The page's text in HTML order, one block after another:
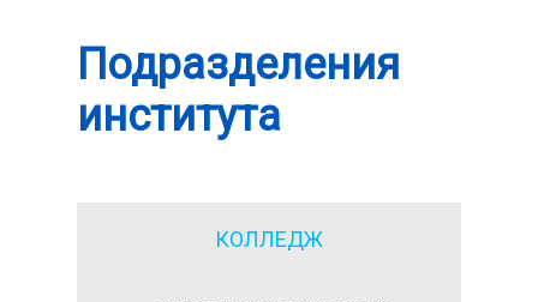
Подразделения
института
КОЛЛЕДЖ